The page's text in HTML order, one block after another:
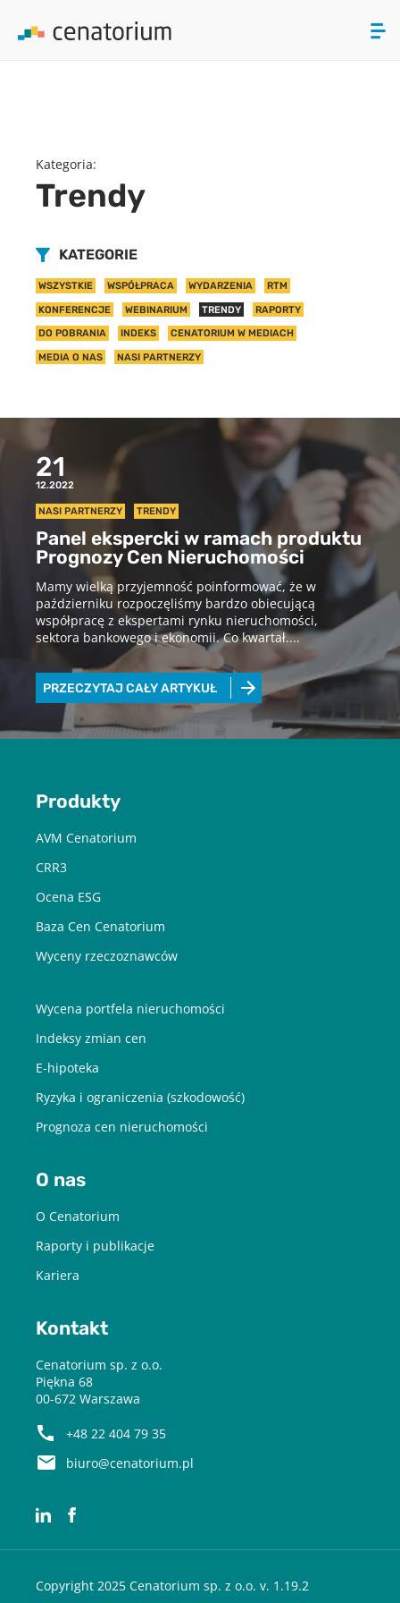
KONTAKT
Kategoria:
Trendy
KATEGORIE
WSZYSTKIE WSPÓŁPRACA WYDARZENIA RTM
KONFERENCJE WEBINARIUM TRENDY RAPORTY
DO POBRANIA INDEKS CENATORIUM W MEDIACH
MEDIA O NAS NASI PARTNERZY
21
12.2022
NASI PARTNERZY TRENDY
Panel ekspercki w ramach produktu
Prognozy Cen Nieruchomości
Mamy wielką przyjemność poinformować, że w
październiku rozpoczęliśmy bardzo obiecującą
współpracę z ekspertami rynku nieruchomości,
sektora bankowego i ekonomii. Co kwartał....
PRZECZYTAJ CAŁY ARTYKUŁ
Pobierz raport
aby pobrać raport podaj swój adres
Więcej informacji o przetwarzaniu moich danych dostępnych jest
Produkty
AVM Cenatorium
CRR3
Ocena ESG
Baza Cen Cenatorium
Wyceny rzeczoznawców
Wycena portfela nieruchomości
Indeksy zmian cen
E-hipoteka
Ryzyka i ograniczenia (szkodowość)
Prognoza cen nieruchomości
O nas
O Cenatorium
Raporty i publikacje
Kariera
Kontakt
Cenatorium sp. z o.o.
Piękna 68
00-672 Warszawa
+48 22 404 79 35
biuro@cenatorium.pl
Copyright 2025 Cenatorium sp. z o.o. v. 1.19.2